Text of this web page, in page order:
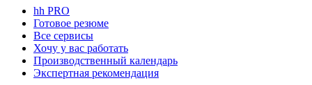
hh PRO
Готовое резюме
Все сервисы
Хочу у вас работать
Производственный календарь
Экспертная рекомендация